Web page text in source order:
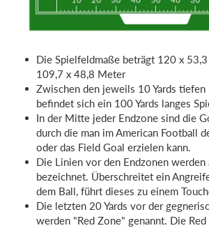
Die Spielfeldmaße beträgt 120 x 53,3
109,7 x 48,8 Meter
Zwischen den jeweils 10 Yards tiefen
befindet sich ein 100 Yards langes
In der Mitte jeder Endzone sind die
durch die man im American Football
oder das Field Goal erzielen kann.
Die Linien vor den Endzonen
bezeichnet. Überschreitet ein
dem Ball, führt dieses zu einem
Die letzten 20 Yards vor der
werden "Red Zone" genannt. Die